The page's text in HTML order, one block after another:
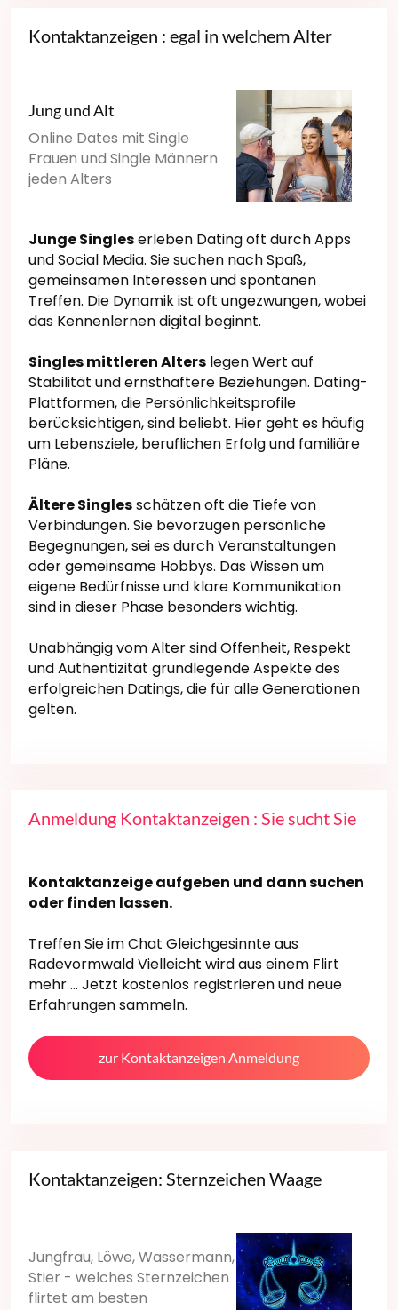
Kontaktanzeigen : egal in welchem Alter
Jung und Alt
Online Dates mit Single
Frauen und Single Männern
jeden Alters
Junge Singleserleben Dating oft durch Apps
und Social Media. Sie suchen nach Spaß,
gemeinsamen Interessen und spontanen
Treffen. Die Dynamik ist oft ungezwungen, wobei
das Kennenlernen digital beginnt.
Singles mittleren Alters legen Wert auf
Stabilität und ernsthaftere Beziehungen. Dating-
Plattformen, die Persönlichkeitsprofile
berücksichtigen, sind beliebt. Hier geht es häufig
um Lebensziele, beruflichen Erfolg und familiäre
Pläne.
Ältere Singlesschätzen oft die Tiefe von
Verbindungen. Sie bevorzugen persönliche
Begegnungen, sei es durch Veranstaltungen
oder gemeinsame Hobbys. Das Wissen um
eigene Bedürfnisse und klare Kommunikation
sind in dieser Phase besonders wichtig.
Unabhängig vom Alter sind Offenheit, Respekt
und Authentizität grundlegende Aspekte des
erfolgreichen Datings, die für alle Generationen
gelten.
Anmeldung Kontaktanzeigen : Sie sucht Sie
Kontaktanzeige aufgeben und dann suchen
oder finden lassen.
Treffen Sie im Chat Gleichgesinnte aus
Radevormwald Vielleicht wird aus einem Flirt
mehr ... Jetzt kostenlos registrieren und neue
Erfahrungen sammeln.
zur Kontaktanzeigen Anmeldung
Kontaktanzeigen: Sternzeichen Waage
Jungfrau, Löwe, Wassermann,
Stier - welches Sternzeichen
flirtet am besten